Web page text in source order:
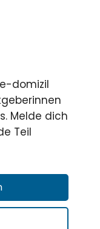
domizil
Melde dich
Teil